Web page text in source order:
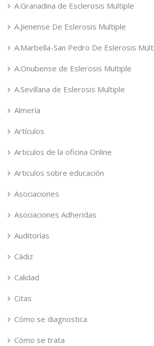
A.Granadina de Esclerosis Multiple
A.Jienense De Eslerosis Multiple
A.Marbella-San Pedro De Eslerosis
A.Onubense de Eslerosis Multiple
A.Sevillana de Eslerosis Multiple
Almería
Artículos
Articulos de la oficina Online
Articulos sobre educación
Asociaciones
Asociaciones Adheridas
Auditorías
Cádiz
Calidad
Citas
Cómo se diagnostica
Cómo se trata